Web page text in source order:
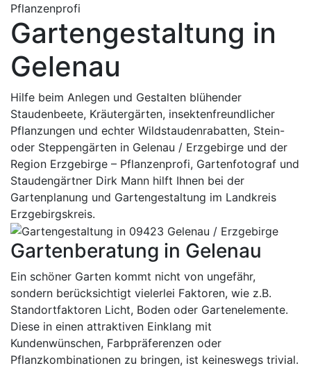
Pflanzenprofi
Gartengestaltung in
Gelenau
Hilfe beim Anlegen und Gestalten blühender
Staudenbeete, Kräutergärten, insektenfreundlicher
Pflanzungen und echter Wildstaudenrabatten, Stein-
oder Steppengärten in Gelenau / Erzgebirge und der
Region Erzgebirge – Pflanzenprofi, Gartenfotograf und
Staudengärtner Dirk Mann hilft Ihnen bei der
Gartenplanung und Gartengestaltung im Landkreis
Erzgebirgskreis.
Gartenberatung in Gelenau
Ein schöner Garten kommt nicht von ungefähr,
sondern berücksichtigt vielerlei Faktoren, wie z.B.
Standortfaktoren Licht, Boden oder Gartenelemente.
Diese in einen attraktiven Einklang mit
Kundenwünschen, Farbpräferenzen oder
Pflanzkombinationen zu bringen, ist keineswegs trivial.